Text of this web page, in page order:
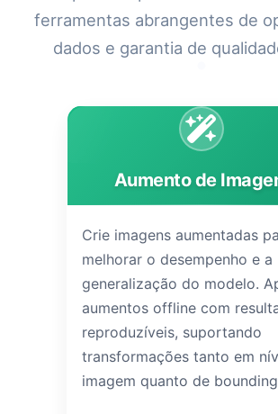
ferramentas abrangentes de
dados e garantia de
Aumento de
Crie imagens aumentadas
melhorar o desempenho e a
generalização do modelo.
aumentos offline com
reproduzíveis, suportando
transformações tanto em
imagem quanto de